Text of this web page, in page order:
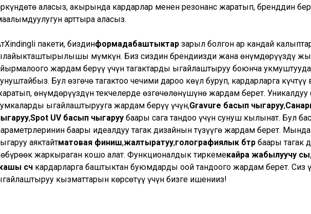
аласыз, акырында кардарлар менен резонанс жаратып, бренддин
арттыра аласыз.
Xindingli пакети, биздинформадабаштыктар зарыл болгон ар кандай
мүмкүн. Биз сиздин брендиңизди жана өнүмдөрүңүздү
жардам берүү үчүн таңгактарды ыңгайлаштыруу боюнча
Бул өзгөчө таңгактоо чечими дароо көңүл буруп, кардарларга
өнүмдөрүңүздүн текчелерде өзгөчөлөнүшүнө жардам берет.
ыңгайлаштырууга жардам берүү үчүн,Gravure басып чыгаруу,
,Spot UV басып чыгаруу баары сага тандоо үчүн сунуш кылынат. Бул
баары идеалдуу таңгак дизайнын түзүүгө жардам берет.
аяктайтматовая финиш,жалтыратуу,голографиялык бүтүрүү баары таңгак
жаркыраган кошо алат. Функционалдык тиркемекайра жабылуучу
cч кардарларга баштыктан буюмдарды оңой тандоого жардам берет. Сиз
кызматтарын көрсөтүү үчүн бизге ишениңиз!